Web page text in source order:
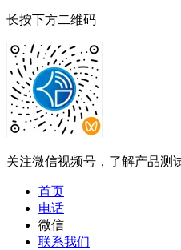
长按下方二维码
关注微信视频号，了解产品测
首页
电话
微信
联系我们